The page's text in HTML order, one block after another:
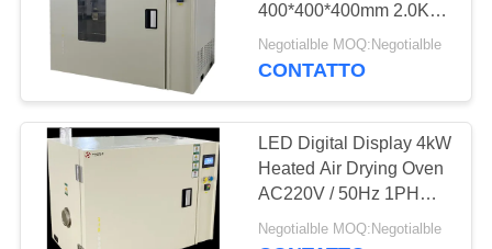
Camera climatica
Test
15
400*400*400mm 2.0KW
With Temperature
Control
Negotialble MOQ:Negotialble
CONTATTO
LED Digital Display 4kW
Heated Air Drying Oven
AC220V / 50Hz 1PH
10A
Negotialble MOQ:Negotialble